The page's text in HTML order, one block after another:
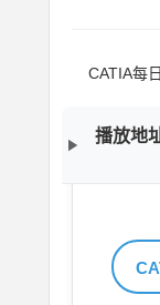
CATIA每
播放地